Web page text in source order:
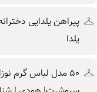
پیراهن یلدایی
یلدا
۵۰ مدل لباس گرم